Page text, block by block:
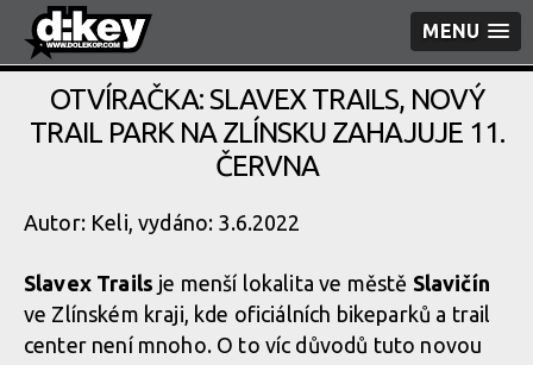
MENU
OTVÍRAČKA: SLAVEX TRAILS, NOVÝ
TRAIL PARK NA ZLÍNSKU ZAHAJUJE 11.
ČERVNA
Autor: Keli, vydáno: 3.6.2022
Slavex Trails je menší lokalita ve městě Slavičín
ve Zlínském kraji, kde oficiálních bikeparků a trail
center není mnoho. O to víc důvodů tuto novou